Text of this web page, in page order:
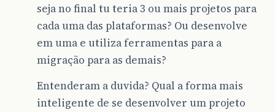
seja no final tu teria 3 ou mais projetos para
cada uma das plataformas? Ou desenvolve
em uma e utiliza ferramentas para a
migração para as demais?
Entenderam a duvida? Qual a forma mais
inteligente de se desenvolver um projeto